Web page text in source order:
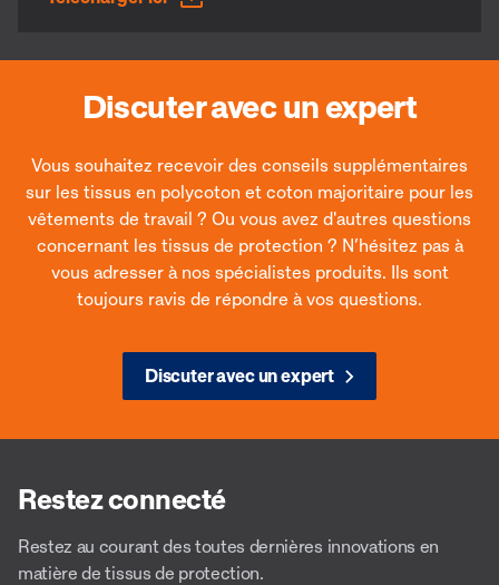
Discuter avec un expert
Vous souhaitez recevoir des conseils supplémentaires
sur les tissus en polycoton et coton majoritaire pour les
vêtements de travail ? Ou vous avez d'autres questions
concernant les tissus de protection ? N’hésitez pas à
vous adresser à nos spécialistes produits. Ils sont
toujours ravis de répondre à vos questions.
Discuter avec un expert
Restez connecté
Restez au courant des toutes dernières innovations en
matière de tissus de protection.